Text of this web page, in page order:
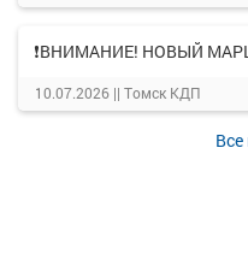
❗ВНИМАНИЕ! НОВЫЙ
10.07.2026 || Томск КДП
Все